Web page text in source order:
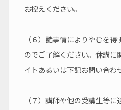
お控えください。
（６）諸事情によりやむを
のでご了解ください。休講に
イトあるいは下記お問い合わ
（７）講師や他の受講生等